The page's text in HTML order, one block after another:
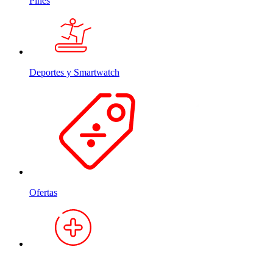
Deportes y Smartwatch
Ofertas